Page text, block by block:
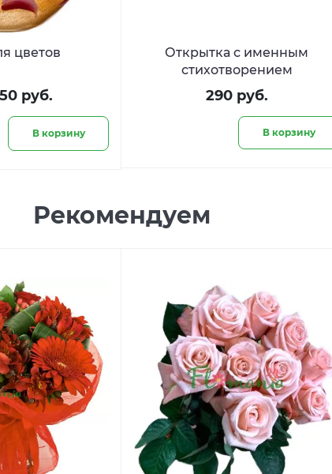
цветов
руб.
В корзину
Открытка с именным
стихотворением
290 руб.
В корзину
Рекомендуем